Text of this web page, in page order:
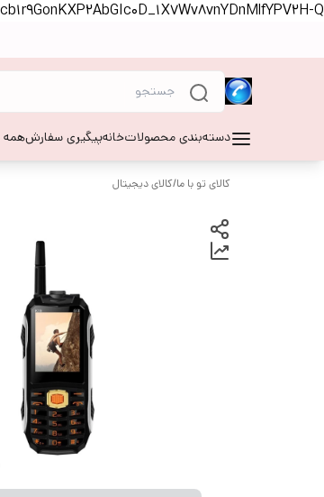
Q
دسته‌بندی محصولاتخانهپیگیری سفارشهمه
کالای تو با ما/کالای دیجیتال